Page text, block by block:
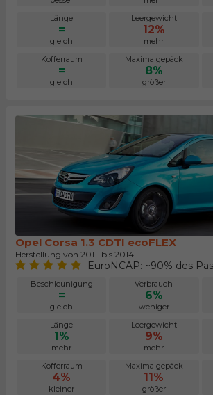
Länge
=
gleich
Leergewicht
12%
mehr
Kofferraum
=
gleich
Maximalgepäck
8%
größer
Opel Corsa 1.3 CDTI ecoFLEX
Herstellung von 2011. bis 2014.
EuroNCAP: ~90% des
Beschleunigung
=
gleich
Verbrauch
6%
weniger
Länge
1%
mehr
Leergewicht
9%
mehr
Kofferraum
4%
kleiner
Maximalgepäck
11%
größer